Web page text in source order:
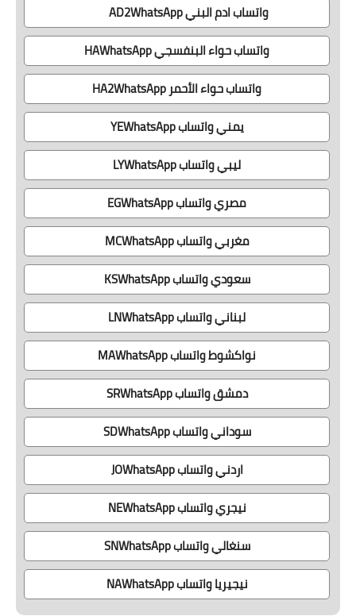
واتساب ادم البني AD2WhatsApp
واتساب حواء البنفسجي HAWhatsApp
واتساب حواء الأحمر HA2WhatsApp
يمني واتساب YEWhatsApp
ليبي واتساب LYWhatsApp
مصري واتساب EGWhatsApp
مغربي واتساب MCWhatsApp
سعودي واتساب KSWhatsApp
لبناني واتساب LNWhatsApp
نواكشوط واتساب MAWhatsApp
دمشق واتساب SRWhatsApp
سوداني واتساب SDWhatsApp
اردني واتساب JOWhatsApp
نيجري واتساب NEWhatsApp
سنغالي واتساب SNWhatsApp
نيجيريا واتساب NAWhatsApp